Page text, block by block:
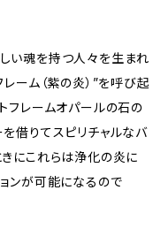
い魂を持つ人々を生まれ
ーム（紫の炎）”を呼び起
フレームオパールの石の
借りてスピリチャルなバ
にこれらは浄化の炎に
ンが可能になるので